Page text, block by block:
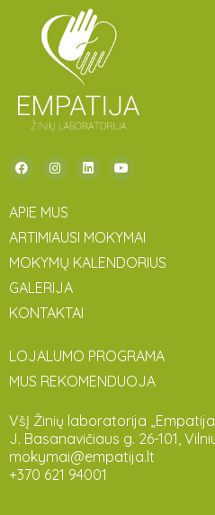
APIE MUS
ARTIMIAUSI MOKYMAI
MOKYMŲ KALENDORIUS
GALERIJA
KONTAKTAI
LOJALUMO PROGRAMA
MUS REKOMENDUOJA
VšĮ Žinių laboratorija
J. Basanavičiaus g. 26-101,
mokymai@empatija.lt
+370 621 94001